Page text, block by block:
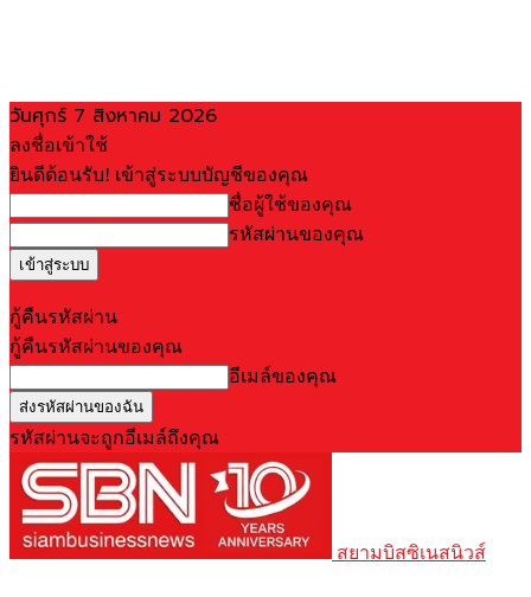
วันศุกร์ 7 สิงหาคม 2026
ลงชื่อเข้าใช้
ยินดีต้อนรับ! เข้าสู่ระบบบัญชีของคุณ
ชื่อผู้ใช้ของคุณ
รหัสผ่านของคุณ
กู้คืนรหัสผ่าน
กู้คืนรหัสผ่านของคุณ
อีเมล์ของคุณ
รหัสผ่านจะถูกอีเมล์ถึงคุณ
สยามบิสซิเนสนิวส์